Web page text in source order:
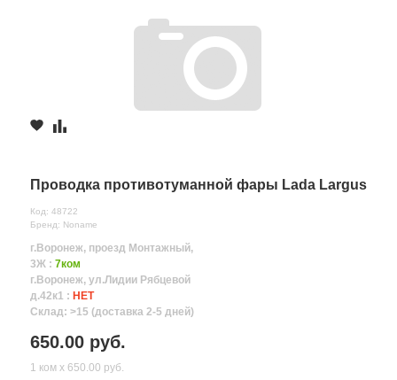
Проводка противотуманной фары Lada Largus
Код: 48722
Бренд: Noname
г.Воронеж, проезд Монтажный,
3Ж : 7ком
г.Воронеж, ул.Лидии Рябцевой
д.42к1 : НЕТ
Склад: >15 (доставка 2-5 дней)
650.00 руб.
1 ком х 650.00 руб.